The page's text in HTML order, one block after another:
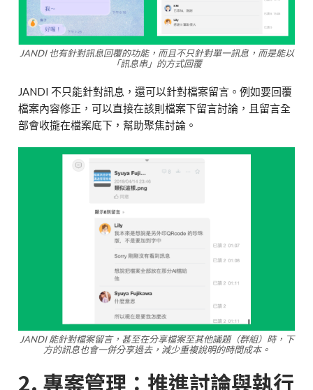
JANDI 也有針對訊息回覆的功能，而且不只針對單一訊息，而是能以
「訊息串」的方式回覆
JANDI 不只能針對訊息，還可以針對檔案留言。例如要回覆
檔案內容修正，可以直接在該則檔案下留言討論，且留言全
部會收攏在檔案底下，幫助聚焦討論。
JANDI 能針對檔案留言，甚至在分享檔案至其他議題（群組）時，下
方的訊息也會一併分享過去，減少重複說明的時間成本。
2. 專案管理：推進討論與執行